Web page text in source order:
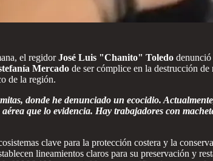
el regidorJosé Luis "Chanito" Toledo
Mercado de ser cómplice en la destrucción
de la región.
donde he denunciado un ecocidio.
que lo evidencia. Hay trabajadores con
clave para la protección costera y la
lineamientos claros para su preservación y